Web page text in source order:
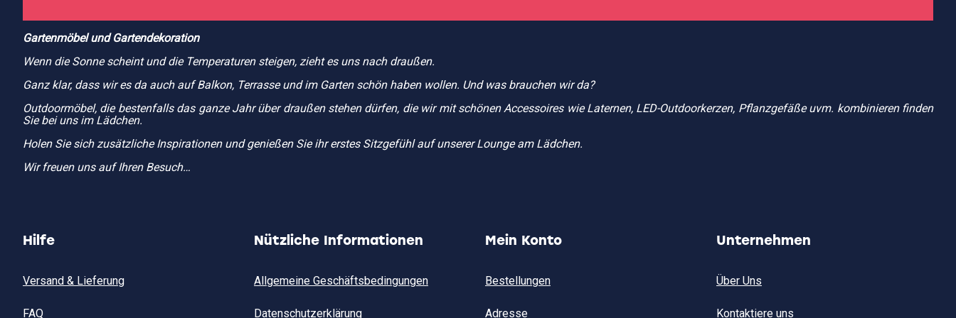
Gartenmöbel und Gartendekoration
Wenn die Sonne scheint und die Temperaturen steigen, zieht es uns nach draußen.
Ganz klar, dass wir es da auch auf Balkon, Terrasse und im Garten schön haben wollen. Und was brauchen wir da?
Outdoormöbel, die bestenfalls das ganze Jahr über draußen stehen dürfen, die wir mit schönen Accessoires wie Laternen, LED-Outdoorkerzen, Pflanzgefäße uvm. kombinieren finden
Sie bei uns im Lädchen.
Holen Sie sich zusätzliche Inspirationen und genießen Sie ihr erstes Sitzgefühl auf unserer Lounge am Lädchen.
Wir freuen uns auf Ihren Besuch…
Hilfe
Versand & Lieferung
FAQ
Nützliche Informationen
Allgemeine Geschäftsbedingungen
Datenschutzerklärung
Mein Konto
Bestellungen
Adresse
Unternehmen
Über Uns
Kontaktiere uns